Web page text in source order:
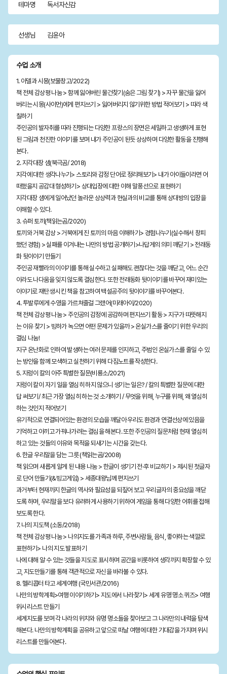
테마명 독서자신감
선생님 김윤아
수업 소개
1. 아델과 시몽(보물창고/2022)
책 전체 감상평 나눔 > 함께 잃어버린 물건찾기(숨은 그림 찾기) > 자꾸 물건을 잃어
버리는 시몽(사이먼)에게 편지쓰기 > 잃어버리지 않기위한 방법 적어보기 > 따라 색
칠하기
주인공의 발자취를 따라 진행되는 다양한 프랑스의 장면은 세밀하고 생생하게 표현
된 그림과 천진한 이야기를 보며 내가 주인공이 된듯 상상하며 다양한 활동을 진행해
본다.
2. 지각대장 샘(북극곰/ 2018)
지각에 대한 생각나누기> 스토리와 감정 단어로 정리해보기> 내가 아이들이라면 어
떠했을지 공감대 형성하기> 상대입장에 대한 이해 말풍선으로 표현하기
지각대장 샘에게 일어났던 놀라운 상상력과 현실과의 비교를 통해 상대방의 입장을
이해할 수 있다.
3. 슈퍼 토끼(책읽는곰/2020)
토끼와 거북 감상 > 거북에게 진 토끼의 마음 이해하기> 경험나누기(실수해서 창피
했던 경험) > 실패를 이겨내는 나만의 방법 공개하기>나답게의 의미 깨닫기 > 전래동
화 뒷이야기 만들기
주인공 재빨라의 이야기를 통해 실수하고 실패해도 괜찮다는 것을 깨닫고, 어느 순간
이라도 나다움을 잊지 않도록 결심한다. 또한 전래동화 뒷이야기를 바꾸어 재미있는
이야기로 재탄생 시킨 책을 참고하여 백설공주의 뒷이야기를 바꾸어본다.
4. 투발루에게 수영을 가르쳐줄걸 그랬어(미래아이/2020)
책 전체 감상평 나눔 > 주인공의 감정에 공감하며 편지쓰기 활동 > 지구가 따뜻해지
는 이유 찾기 > 빙하가 녹으면 어떤 문제가 있을까 > 온실가스를 줄이기 위한 우리의
결심 나눔!
지구 온난화로 인하여 발생하는 여러 문제를 인지하고, 주범인 온실가스를 줄일 수 있
는 방안을 함께 모색하고 실천하기 위해 다짐노트를 작성한다.
5. 지렁이 칼의 아주 특별한 질문(비룡소/2021)
지렁이 칼이 자기 일을 열심히 하지 않으니 생기는 일은? / 칼의 특별한 질문에 대한
답 써보기/ 최근 가장 열심히 하는 것 소개하기 / 무엇을 위해, 누구를 위해, 왜 열심히
하는 것인지 적어보기
유기적으로 연결되어있는 환경의 모습을 깨달아 우리도 환경과 연결선상에 있음을
기억하고 아끼고 가꿔나가려는 결심을 해본다. 또한 주인공의 질문처럼 현재 열심히
하고 있는 것들의 이유와 목적을 되새기는 시간을 갖는다.
6. 한글 우리말을 담는 그릇 (책읽는곰/2008)
책 읽으며 새롭게 알게 된 내용 나눔 > 한글이 생기기 전·후 비교하기 > 제시된 첫글자
로 단어 만들기(&빙고게임) > 세종대왕님께 편지쓰기
과거부터 현재까지 한글의 역사와 필요성을 되짚어 보고 우리글자의 중요성을 깨닫
도록 하며, 우리말을 보다 유려하게 사용하기 위하여 게임을 통해 다양한 어휘를 접해
보도록 한다.
7. 나의 지도책 (소동/2018)
책 전체 감상평 나눔 > 나의지도를 가족과 하루, 주변사람들, 음식, 좋아하는 색깔로
표현하기> 나의 지도 발표하기
나에 대해 알 수 있는 것들을 지도로 표시하며 공간을 비롯하여 생각까지 확장할 수 있
고, 지도만들기를 통해 객관적으로 자신을 바라볼 수 있다.
8. 헬리콥터 타고 세계여행 (국민서관/2016)
나만의 방학계획>여행 이야기하기> 지도에서 나라찾기> 세계 유명 명소 퀴즈> 여행
위시리스트 만들기
세계지도를 보며 각 나라의 위치와 유명 명소들을 찾아보고 그 나라만의 내력을 탐색
해본다. 나만의 방학계획을 공유하고 앞으로 떠날 여행에 대한 기대감을 가지며 위시
리스트를 만들어본다.